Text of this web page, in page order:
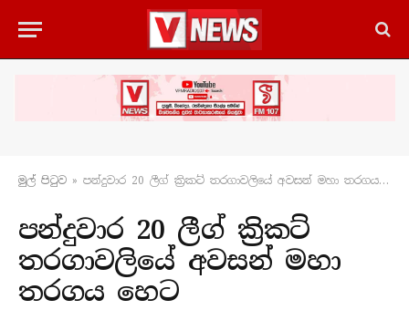
මුල් පිටු​ව » පන්දුවාර 20 ලීග් ක්‍රිකට් තරගාවලියේ අවසන් මහා තරගය හෙට
පන්දුවාර 20 ලීග් ක්‍රිකට්
තරගාවලියේ අවසන් මහා
තරගය හෙට